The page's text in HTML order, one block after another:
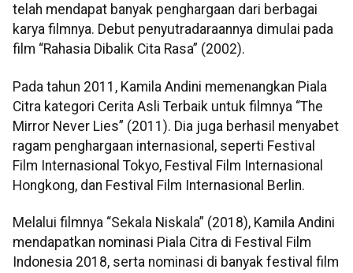
telah mendapat banyak penghargaan dari berbagai
karya filmnya. Debut penyutradaraannya dimulai pada
film “Rahasia Dibalik Cita Rasa” (2002).
Pada tahun 2011, Kamila Andini memenangkan Piala
Citra kategori Cerita Asli Terbaik untuk filmnya “The
Mirror Never Lies” (2011). Dia juga berhasil menyabet
ragam penghargaan internasional, seperti Festival
Film Internasional Tokyo, Festival Film Internasional
Hongkong, dan Festival Film Internasional Berlin.
Melalui filmnya “Sekala Niskala” (2018), Kamila Andini
mendapatkan nominasi Piala Citra di Festival Film
Indonesia 2018, serta nominasi di banyak festival film